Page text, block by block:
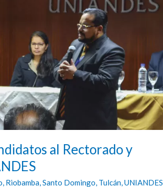
al Rectorado y
, Riobamba,Santo Domingo, Tulcán,UNIANDES